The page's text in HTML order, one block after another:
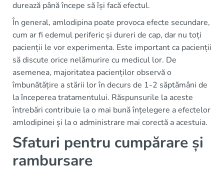
durează până începe să își facă efectul.
În general, amlodipina poate provoca efecte secundare,
cum ar fi edemul periferic și dureri de cap, dar nu toți
pacienții le vor experimenta. Este important ca pacienții
să discute orice nelămurire cu medicul lor. De
asemenea, majoritatea pacienților observă o
îmbunătățire a stării lor în decurs de 1-2 săptămâni de
la începerea tratamentului. Răspunsurile la aceste
întrebări contribuie la o mai bună înțelegere a efectelor
amlodipinei și la o administrare mai corectă a acestuia.
Sfaturi pentru cumpărare și
rambursare